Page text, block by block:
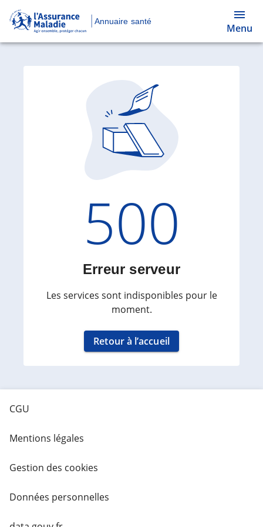
Annuaire santé
Menu
Code
500
Erreur serveur
Les services sont indisponibles pour le
moment.
Retour à l’accueil
CGU
Mentions légales
Gestion des cookies
Données personnelles